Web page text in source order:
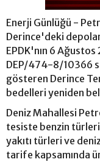
Enerji Günlüğü -
Derince'deki
EPDK'nın 6
DEP/474-8/10366
gösteren Derince
bedelleri yeniden
Deniz Mahallesi
tesiste benzin
yakıtı türleri ve
tarife kapsamında